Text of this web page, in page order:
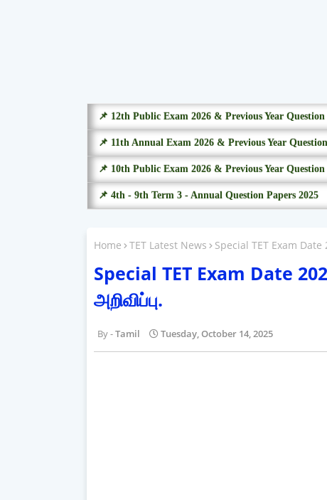
📌 12th Public Exam 2026 & Previous Year Question
📌 11th Annual Exam 2026 & Previous Year
📌 10th Public Exam 2026 & Previous Year Question
📌 4th - 9th Term 3 - Annual Question Papers 2025
Home TET Latest News Special TET Exam Date
Special TET Exam Date 2026
அறிவிப்பு.
Tamil Tuesday, October 14, 2025